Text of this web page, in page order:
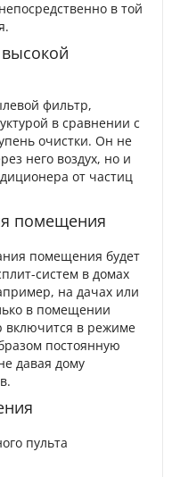
в той
фильтр,
в сравнении с
очистки. Он не
него воздух, но и
от частиц
помещения
помещения будет
систем в домах
на дачах или
в помещении
включится в режиме
постоянную
давая дому
пульта